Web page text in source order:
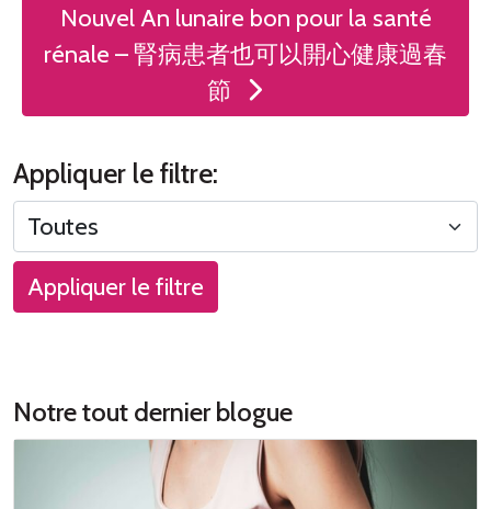
Nouvel An lunaire bon pour la santé
rénale – 腎病患者也可以開心健康過春
節
Appliquer le filtre:
Appliquer le filtre
Notre tout dernier blogue